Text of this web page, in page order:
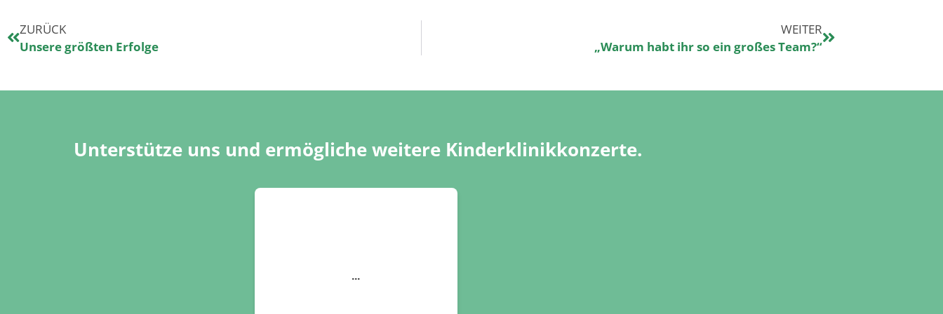
ZURÜCK
Unsere größten Erfolge
WEITER
„Warum habt ihr so ein großes Team?“
Unterstütze uns und ermögliche weitere Kinderklinikkonzerte.